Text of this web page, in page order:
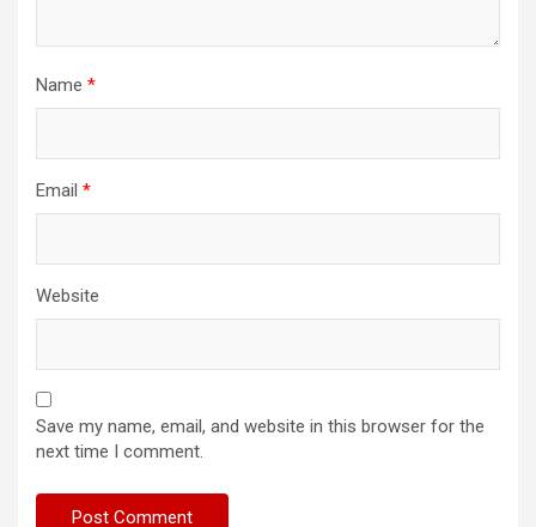
Name *
Email *
Website
Save my name, email, and website in this browser for the
next time I comment.